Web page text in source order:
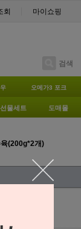
회 마이쇼핑
검색
오메가3 포크
선물세트 도매몰
(200g*2개)